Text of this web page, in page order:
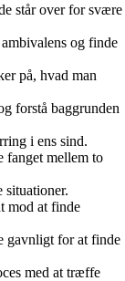
står over for svære
og finde
på, hvad man
forstå baggrunden
i ens sind.
fanget mellem to
situationer.
mod at finde
gavnligt for at finde
med at træffe